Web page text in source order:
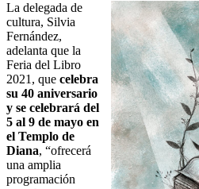
La delegada de
cultura, Silvia
Fernández,
adelanta que la
Feria del Libro
2021, que celebra
su 40 aniversario
y se celebrará del
5 al 9 de mayo en
el Templo de
Diana, “ofrecerá
una amplia
programación